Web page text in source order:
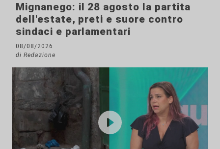
Mignanego: il 28 agosto la partita
dell'estate, preti e suore contro
sindaci e parlamentari
08/08/2026
di Redazione